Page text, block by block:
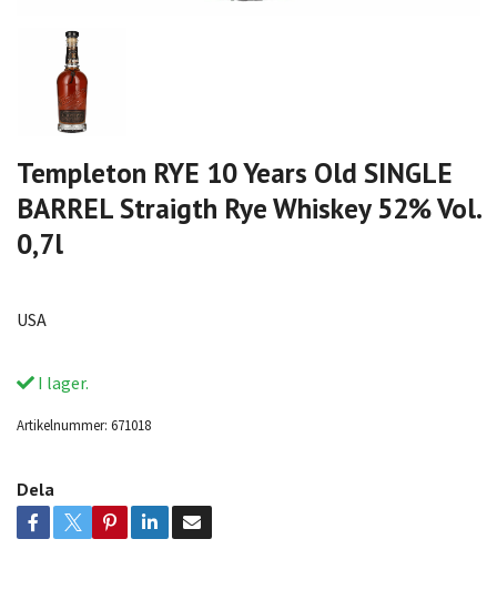
Templeton RYE 10 Years Old SINGLE
BARREL Straigth Rye Whiskey 52% Vol.
0,7l
USA
I lager.
Artikelnummer: 671018
Dela